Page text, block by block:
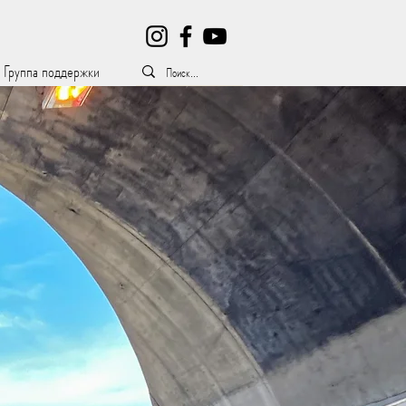
Группа поддержки